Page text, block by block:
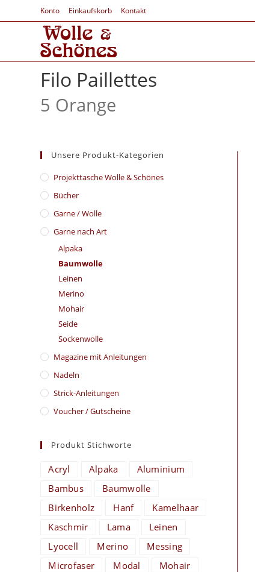
Konto Einkaufskorb Kontakt
Filo Paillettes
5 Orange
Unsere Produkt-Kategorien
​Projekttasche Wolle & Schönes
Bücher
Garne / Wolle
Garne nach Art
Alpaka
Baumwolle
Leinen
Merino
Mohair
Seide
Sockenwolle
Magazine mit Anleitungen
Nadeln
Strick-Anleitungen
Voucher / Gutscheine
Produkt Stichworte
Acryl Alpaka
Aluminium
Bambus
Baumwolle
Birkenholz
Hanf
Kamelhaar
Kaschmir
Lama
Leinen
Lyocell
Merino
Messing
Microfaser
Modal
Mohair